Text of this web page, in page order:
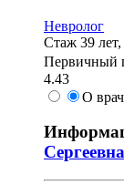
Невролог
Стаж 39 лет,
Первичный
4.43
О
Сергеевна